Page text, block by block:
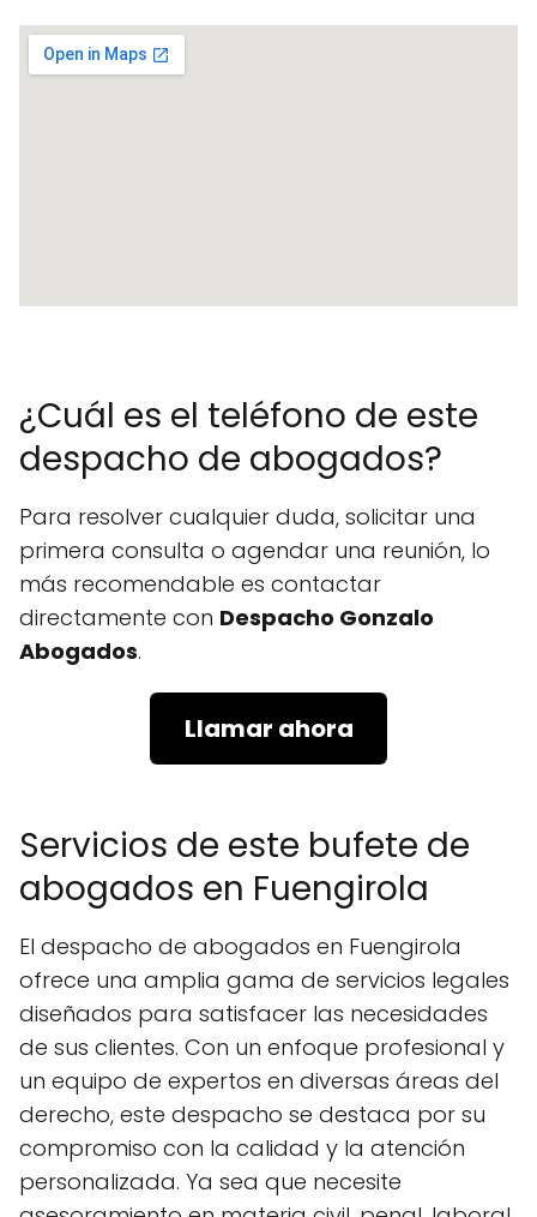
¿Cuál es el teléfono de este
despacho de abogados?
Para resolver cualquier duda, solicitar una
primera consulta o agendar una reunión, lo
más recomendable es contactar
directamente con Despacho Gonzalo
Abogados.
Llamar ahora
Servicios de este bufete de
abogados en Fuengirola
El despacho de abogados en Fuengirola
ofrece una amplia gama de servicios legales
diseñados para satisfacer las necesidades
de sus clientes. Con un enfoque profesional y
un equipo de expertos en diversas áreas del
derecho, este despacho se destaca por su
compromiso con la calidad y la atención
personalizada. Ya sea que necesite